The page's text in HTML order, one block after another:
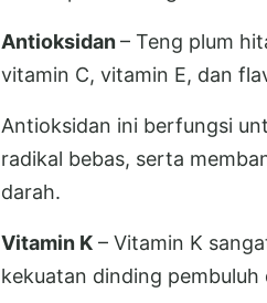
Antioksidan– Teng plum
vitamin C, vitamin E, dan
Antioksidan ini berfungsi
radikal bebas, serta
darah.
Vitamin K – Vitamin K
kekuatan dinding pembuluh